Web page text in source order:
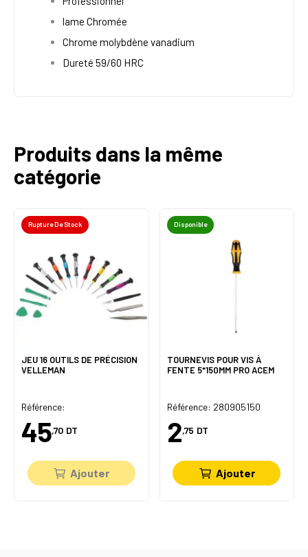
lame Chromée
Chrome molybdène vanadium
Dureté 59/60 HRC
Produits dans la même
catégorie
Rupture De Stock
JEU 16 OUTILS DE PRÉCISION
VELLEMAN
Référence:
45,70 DT
Ajouter
Disponible
TOURNEVIS POUR VIS À
FENTE 5*150MM PRO ACEM
Référence: 280905150
2,75 DT
Ajouter